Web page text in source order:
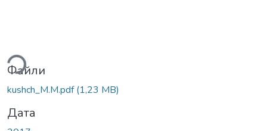
Вантажиться...
Файли
kushch_M.M.pdf(1,23 MB)
Дата